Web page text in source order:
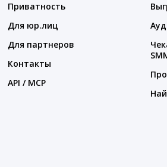
Приватность
Для юр.лиц
Для партнеров
Контакты
API / MCP